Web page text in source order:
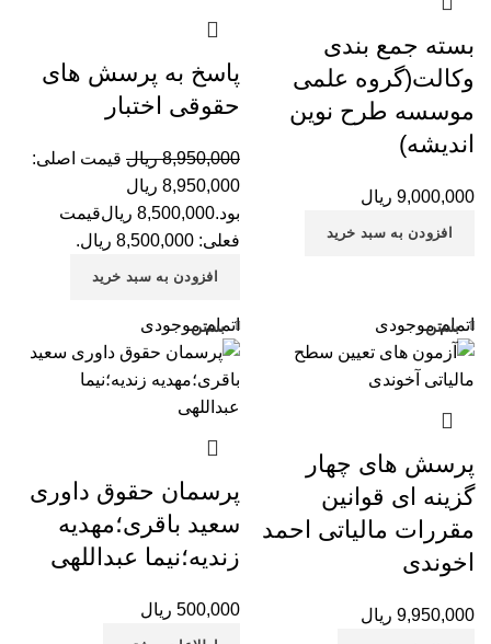
بسته جمع بندی
وکالت(گروه علمی
موسسه طرح نوین
اندیشه)
9,000,000 ریال
افزودن به سبد خرید
پاسخ به پرسش های
حقوقی اختبار
8,950,000 ریال قیمت اصلی:
8,950,000 ریال
بود.8,500,000 ریالقیمت
فعلی: 8,500,000 ریال.
افزودن به سبد خرید
اتمام موجودی
بستن
پرسش های چهار
گزینه ای قوانین
مقررات مالیاتی احمد
اخوندی
9,950,000 ریال
اتمام موجودی
بستن
پرسمان حقوق داوری
سعید باقری؛مهدیه
زندیه؛نیما عبداللهی
500,000 ریال